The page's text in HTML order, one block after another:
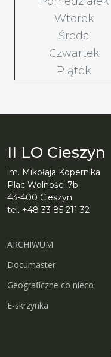
Wtorek
Środa
Czwartek
Piątek
II LO Cieszyn
im. Mikołaja Kopernika
Plac Wolności 7b
43-400 Cieszyn
tel. +48 33 85 211 32
ARCHIWUM
Documaster
Geograficzne co nieco
E-skrzynka